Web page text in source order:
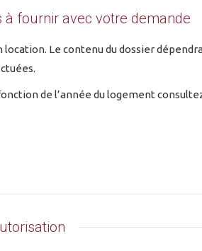
à fournir avec votre demande
Le contenu du dossier
de l’année du logement